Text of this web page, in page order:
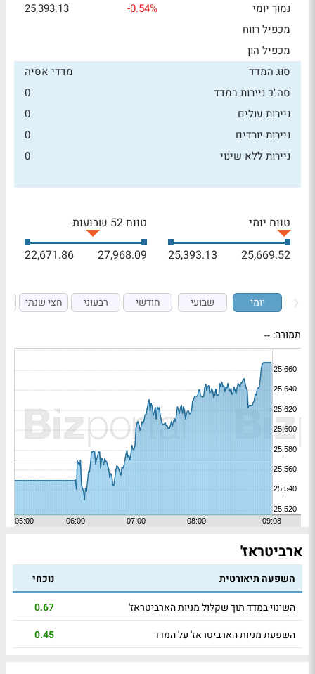
נמוך יומי
-0.54%
25,393.13
מכפיל רווח
מכפיל הון
סוג המדד
מדדי אסיה
סה"כ ניירות במדד
0
ניירות עולים
0
ניירות יורדים
0
ניירות ללא שינוי
0
טווח יומי
25,669.52
25,393.13
טווח 52 שבועות
27,968.09
22,671.86
יומי שבועי חודשי רבעוני חצי שנתי
תמורה: --
ארביטראז'
השפעה תיאורטית
נוכחי
השינוי במדד תוך שקלול מניות הארביטראז'
0.67
השפעת מניות הארביטראז' על המדד
0.45